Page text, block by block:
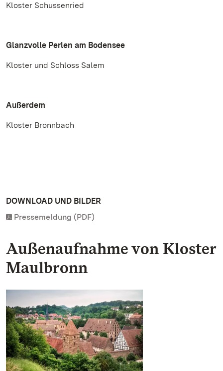
Kloster Schussenried
Glanzvolle Perlen am Bodensee
Kloster und Schloss Salem
Außerdem
Kloster Bronnbach
DOWNLOAD UND BILDER
Pressemeldung (PDF)
Außenaufnahme von Kloster
Maulbronn